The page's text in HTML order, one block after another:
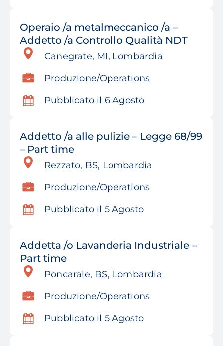
Operaio /a metalmeccanico /a –
Addetto /a Controllo Qualità NDT
Canegrate, MI, Lombardia
Produzione/Operations
Pubblicato il 6 Agosto
Addetto /a alle pulizie – Legge 68/99
– Part time
Rezzato, BS, Lombardia
Produzione/Operations
Pubblicato il 5 Agosto
Addetta /o Lavanderia Industriale –
Part time
Poncarale, BS, Lombardia
Produzione/Operations
Pubblicato il 5 Agosto